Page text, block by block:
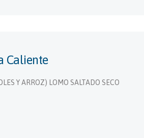
Caliente
Y ARROZ) LOMO SALTADO SECO